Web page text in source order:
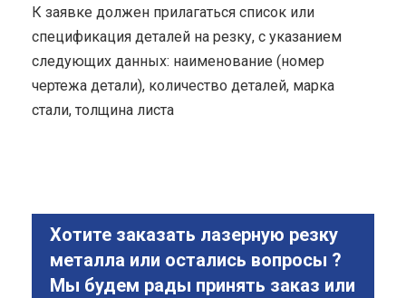
К заявке должен прилагаться список или
спецификация деталей на резку, с указанием
следующих данных: наименование (номер
чертежа детали), количество деталей, марка
стали, толщина листа
Хотите заказать лазерную резку
металла или остались вопросы ?
Мы будем рады принять заказ или